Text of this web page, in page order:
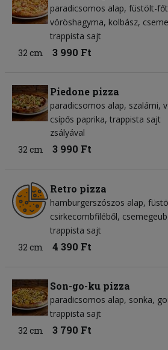
paradicsomos alap füstölt-
vöröshagyma kolbász
trappista sajt
32 cm
3 990 Ft
Piedone pizza
paradicsomos alap szalámi
csípős paprika trappista sajt
zsályával
32 cm
3 990 Ft
Retro pizza
hamburgerszószos alap
csirkecombfiléből
trappista sajt
32 cm
4 390 Ft
Son-go-ku pizza
paradicsomos alap sonka
trappista sajt
32 cm
3 790 Ft